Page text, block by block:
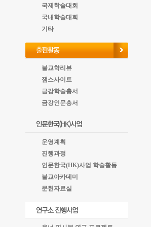
국제학술대회
국내학술대회
기타
불교학리뷰
잼스사이트
금강학술총서
금강인문총서
운영계획
진행과정
인문한국(HK)사업 학술활동
불교아카데미
문헌자료실